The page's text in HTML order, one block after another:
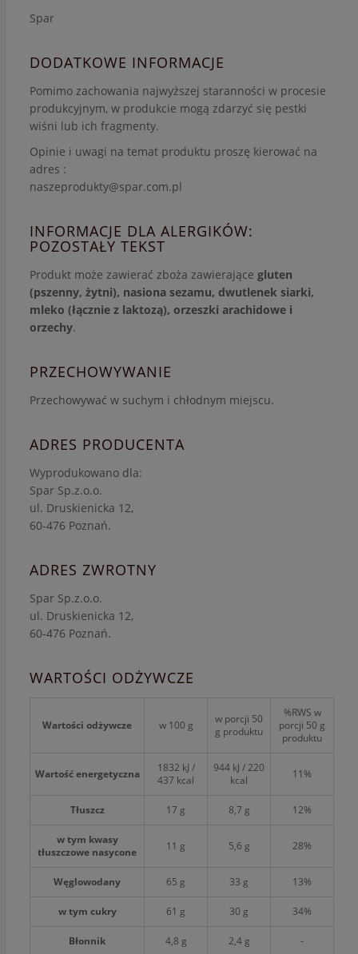
Spar
DODATKOWE INFORMACJE
Pomimo zachowania najwyższej staranności w procesie
produkcyjnym, w produkcie mogą zdarzyć się pestki
wiśni lub ich fragmenty.
Opinie i uwagi na temat produktu proszę kierować na
adres :
naszeprodukty@spar.com.pl
INFORMACJE DLA ALERGIKÓW:
POZOSTAŁY TEKST
Produkt może zawierać zboża zawierające gluten
(pszenny, żytni), nasiona sezamu, dwutlenek siarki,
mleko (łącznie z laktozą), orzeszki arachidowe i
orzechy.
PRZECHOWYWANIE
Przechowywać w suchym i chłodnym miejscu.
ADRES PRODUCENTA
Wyprodukowano dla:
Spar Sp.z.o.o.
ul. Druskienicka 12,
60-476 Poznań.
ADRES ZWROTNY
Spar Sp.z.o.o.
ul. Druskienicka 12,
60-476 Poznań.
WARTOŚCI ODŻYWCZE
Wartości odżywcze w 100 g
w porcji 50
g produktu
%RWS w
porcji 50 g
produktu
Wartość energetyczna
1832 kJ /
437 kcal
944 kJ / 220
kcal
11%
Tłuszcz 17 g 8,7 g 12%
w tym kwasy
tłuszczowe nasycone
11 g 5,6 g 28%
Węglowodany 65 g 33 g 13%
w tym cukry 61 g 30 g 34%
Błonnik 4,8 g 2,4 g -